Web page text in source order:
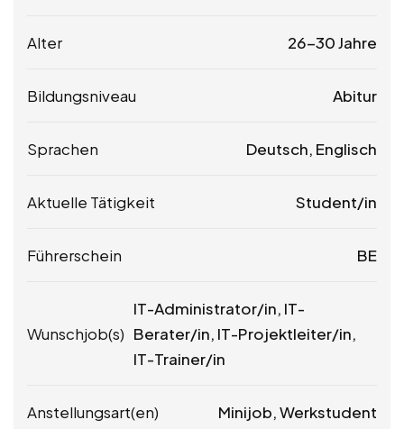
Alter 26-30 Jahre
Bildungsniveau Abitur
Sprachen Deutsch, Englisch
Aktuelle Tätigkeit Student/in
Führerschein BE
Wunschjob(s)
IT-Administrator/in, IT-
Berater/in, IT-Projektleiter/in,
IT-Trainer/in
Anstellungsart(en) Minijob, Werkstudent